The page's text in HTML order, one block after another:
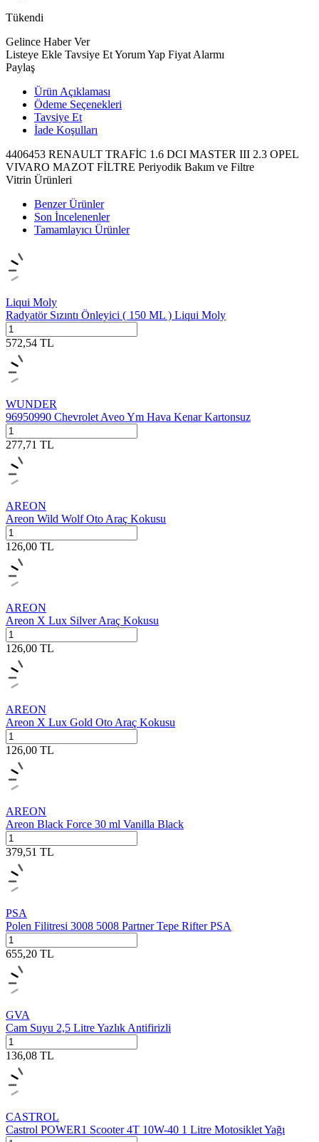
Tükendi
Gelince Haber Ver
Listeye Ekle Tavsiye EtYorum Yap Fiyat Alarmı
Paylaş
Ürün Açıklaması
Ödeme Seçenekleri
Tavsiye Et
İade Koşulları
4406453 RENAULT TRAFİC 1.6 DCI MASTER III 2.3 OPEL
VIVARO MAZOT FİLTRE Periyodik Bakım ve Filtre
Vitrin Ürünleri
Benzer Ürünler
Son İncelenenler
Tamamlayıcı Ürünler
Liqui Moly
Radyatör Sızıntı Önleyici ( 150 ML ) Liqui Moly
572,54 TL
WUNDER
96950990 Chevrolet Aveo Ym Hava Kenar Kartonsuz
277,71 TL
AREON
Areon Wild Wolf Oto Araç Kokusu
126,00 TL
AREON
Areon X Lux Silver Araç Kokusu
126,00 TL
AREON
Areon X Lux Gold Oto Araç Kokusu
126,00 TL
AREON
Areon Black Force 30 ml Vanilla Black
379,51 TL
PSA
Polen Filitresi 3008 5008 Partner Tepe Rifter PSA
655,20 TL
GVA
Cam Suyu 2,5 Litre Yazlık Antifirizli
136,08 TL
CASTROL
Castrol POWER1 Scooter 4T 10W-40 1 Litre Motosiklet Yağı